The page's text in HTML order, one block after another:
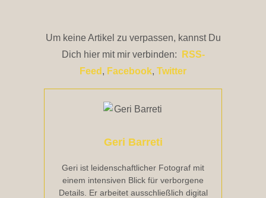
Um keine Artikel zu verpassen, kannst Du
Dich hier mit mir verbinden:
RSS-
Feed , Facebook, Twitter
Geri Barreti
Geri ist leidenschaftlicher Fotograf mit
einem intensiven Blick für verborgene
Details. Er arbeitet ausschließlich digital